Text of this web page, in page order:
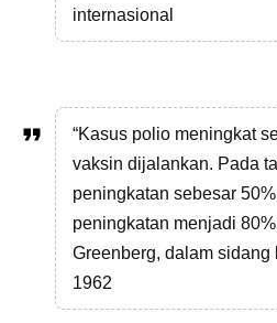
internasional
“Kasus polio meningkat
vaksin dijalankan. Pada
peningkatan sebesar
peningkatan menjadi
Greenberg, dalam sidang
1962